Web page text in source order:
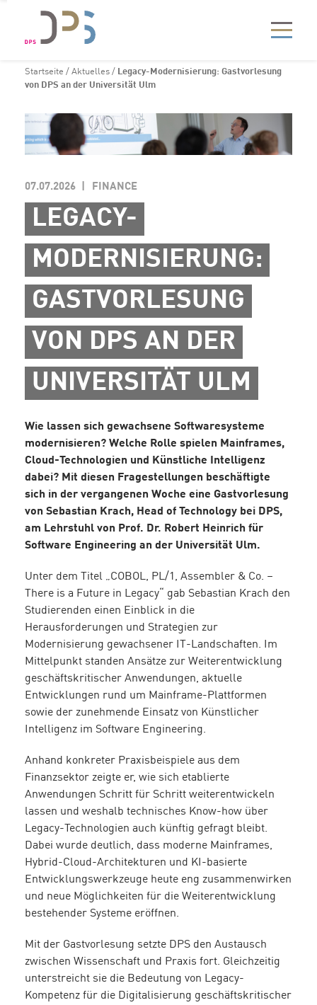
Startseite / Aktuelles / Legacy-Modernisierung: Gastvorlesung
von DPS an der Universität Ulm
07.07.2026 FINANCE
LEGACY-
MODERNISIERUNG:
GASTVORLESUNG
VON DPS AN DER
UNIVERSITÄT ULM
Wie lassen sich gewachsene Softwaresysteme
modernisieren? Welche Rolle spielen Mainframes,
Cloud-Technologien und Künstliche Intelligenz
dabei? Mit diesen Fragestellungen beschäftigte
sich in der vergangenen Woche eine Gastvorlesung
von Sebastian Krach, Head of Technology bei DPS,
am Lehrstuhl von Prof. Dr. Robert Heinrich für
Software Engineering an der Universität Ulm.
Unter dem Titel „COBOL, PL/1, Assembler & Co. –
There is a Future in Legacy“ gab Sebastian Krach den
Studierenden einen Einblick in die
Herausforderungen und Strategien zur
Modernisierung gewachsener IT-Landschaften. Im
Mittelpunkt standen Ansätze zur Weiterentwicklung
geschäftskritischer Anwendungen, aktuelle
Entwicklungen rund um Mainframe-Plattformen
sowie der zunehmende Einsatz von Künstlicher
Intelligenz im Software Engineering.
Anhand konkreter Praxisbeispiele aus dem
Finanzsektor zeigte er, wie sich etablierte
Anwendungen Schritt für Schritt weiterentwickeln
lassen und weshalb technisches Know-how über
Legacy-Technologien auch künftig gefragt bleibt.
Dabei wurde deutlich, dass moderne Mainframes,
Hybrid-Cloud-Architekturen und KI-basierte
Entwicklungswerkzeuge heute eng zusammenwirken
und neue Möglichkeiten für die Weiterentwicklung
bestehender Systeme eröffnen.
Mit der Gastvorlesung setzte DPS den Austausch
zwischen Wissenschaft und Praxis fort. Gleichzeitig
unterstreicht sie die Bedeutung von Legacy-
Kompetenz für die Digitalisierung geschäftskritischer